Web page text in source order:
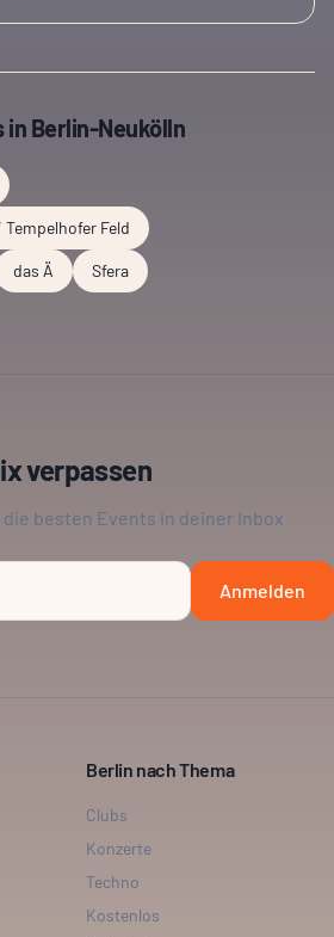
in Berlin-Neukölln
Feld
das Ä Sfera
verpassen
die besten Events in deiner Inbox
Anmelden
Berlin nach Thema
Clubs
Konzerte
Techno
Kostenlos